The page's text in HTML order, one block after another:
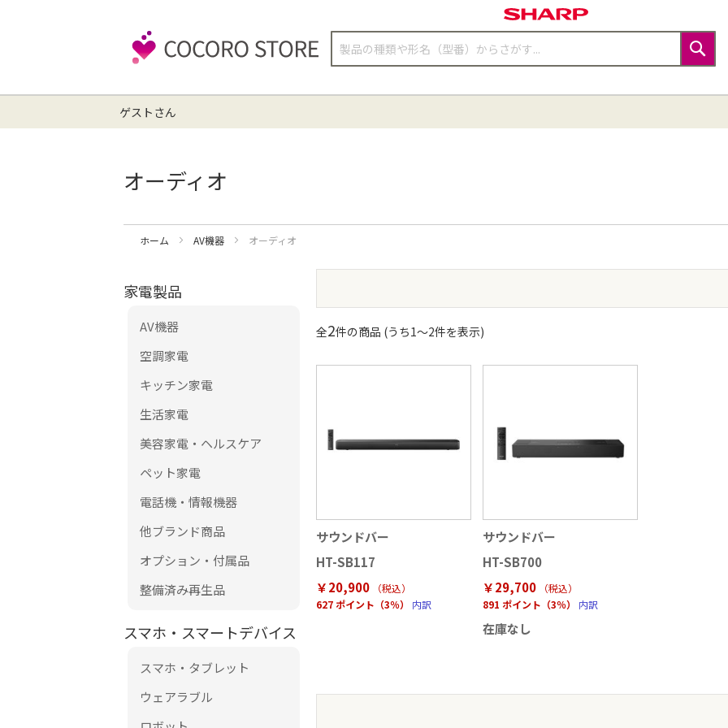
検
検
ゲストさん
オーディオ
ホーム AV機器 オーディオ
全2件の商品 (うち1〜2件を表示)
サウンドバー
HT-SB117
￥20,900
（税込）
627 ポイント（3％）
内訳
サウンドバー
HT-SB700
￥29,700
（税込）
891 ポイント（3％）
内訳
在庫なし
家電製品
AV機器
空調家電
キッチン家電
生活家電
美容家電・ヘルスケア
ペット家電
電話機・情報機器
他ブランド商品
オプション・付属品
整備済み再生品
スマホ・スマートデバイス
スマホ・タブレット
ウェアラブル